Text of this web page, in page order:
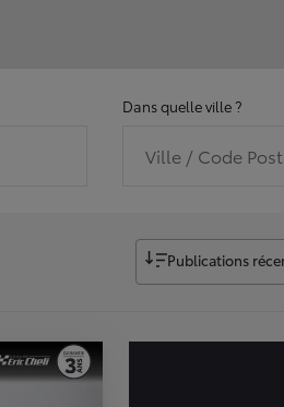
Dans quelle ville ?
Ville / Code
Publications